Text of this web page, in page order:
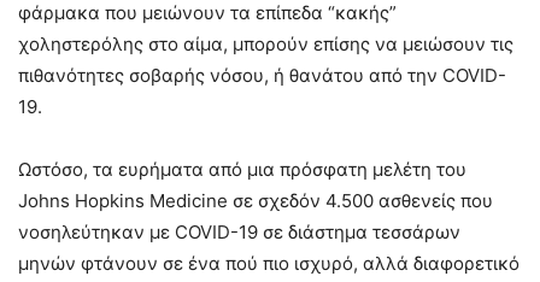
φάρμακα που μειώνουν τα επίπεδα “κακής”
χοληστερόλης στο αίμα, μπορούν επίσης να μειώσουν τις
πιθανότητες σοβαρής νόσου, ή θανάτου από την COVID-
19.
Ωστόσο, τα ευρήματα από μια πρόσφατη μελέτη του
Johns Hopkins Medicine σε σχεδόν 4.500 ασθενείς που
νοσηλεύτηκαν με COVID-19 σε διάστημα τεσσάρων
μηνών φτάνουν σε ένα πού πιο ισχυρό, αλλά διαφορετικό